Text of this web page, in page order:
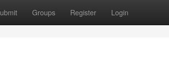
Groups Register Login